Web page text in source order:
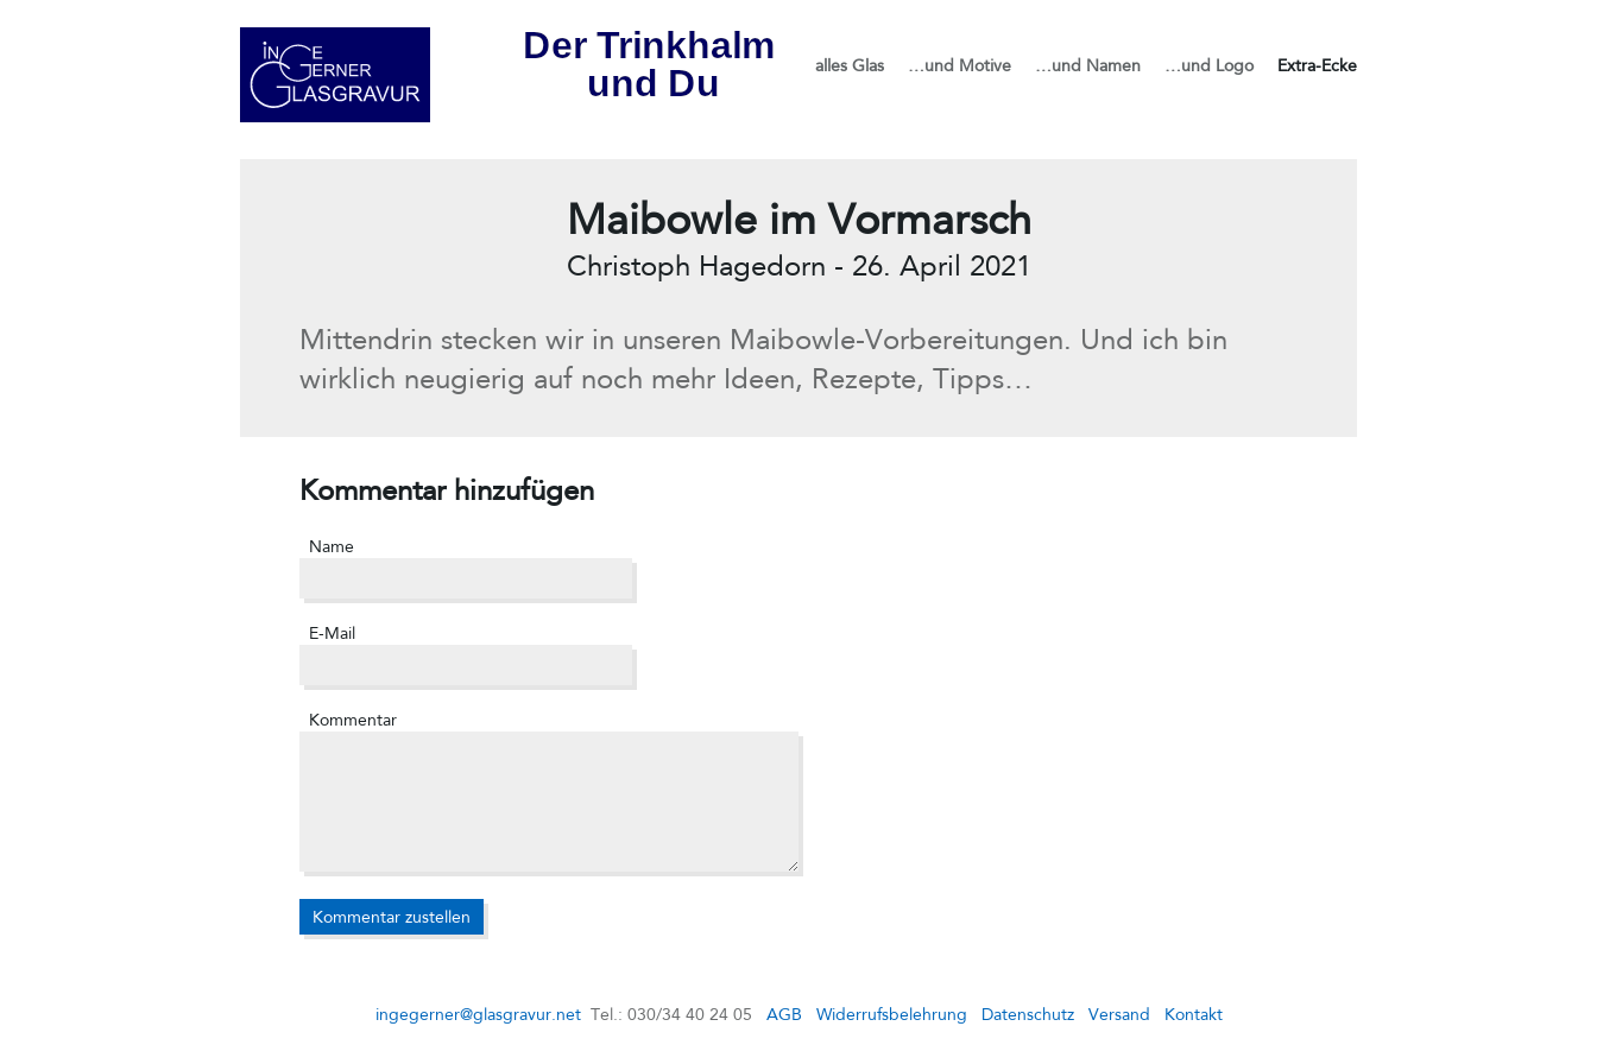
alles Glas …und Motive …und Namen …und Logo Extra-Ecke
Maibowle im Vormarsch
Christoph Hagedorn - 26. April 2021
Mittendrin stecken wir in unseren Maibowle-Vorbereitungen. Und ich bin
wirklich neugierig auf noch mehr Ideen, Rezepte, Tipps…
Kommentar hinzufügen
Name
E-Mail
Kommentar
ingegerner@glasgravur.netTel.: 030/34 40 24 05 AGB Widerrufsbelehrung Datenschutz Versand Kontakt